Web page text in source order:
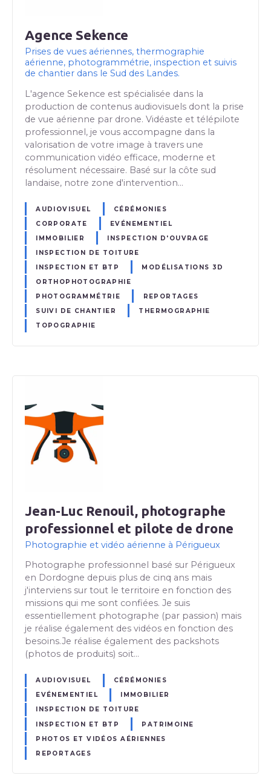
Agence Sekence
Prises de vues aériennes, thermographie
aérienne, photogrammétrie, inspection et suivis
de chantier dans le Sud des Landes.
L'agence Sekence est spécialisée dans la
production de contenus audiovisuels dont la prise
de vue aérienne par drone. Vidéaste et télépilote
professionnel, je vous accompagne dans la
valorisation de votre image à travers une
communication vidéo efficace, moderne et
résolument nécessaire. Basé sur la côte sud
landaise, notre zone d'intervention…
AUDIOVISUEL
CÉRÉMONIES
CORPORATE
EVÉNEMENTIEL
IMMOBILIER
INSPECTION D'OUVRAGE
INSPECTION DE TOITURE
INSPECTION ET BTP
MODÉLISATIONS 3D
ORTHOPHOTOGRAPHIE
PHOTOGRAMMÉTRIE
REPORTAGES
SUIVI DE CHANTIER
THERMOGRAPHIE
TOPOGRAPHIE
Jean-Luc Renouil, photographe
professionnel et pilote de drone
Photographie et vidéo aérienne à Périgueux
Photographe professionnel basé sur Périgueux
en Dordogne depuis plus de cinq ans mais
j'interviens sur tout le territoire en fonction des
missions qui me sont confiées. Je suis
essentiellement photographe (par passion) mais
je réalise également des vidéos en fonction des
besoins.Je réalise également des packshots
(photos de produits) soit…
AUDIOVISUEL
CÉRÉMONIES
EVÉNEMENTIEL
IMMOBILIER
INSPECTION DE TOITURE
INSPECTION ET BTP
PATRIMOINE
PHOTOS ET VIDÉOS AÉRIENNES
REPORTAGES